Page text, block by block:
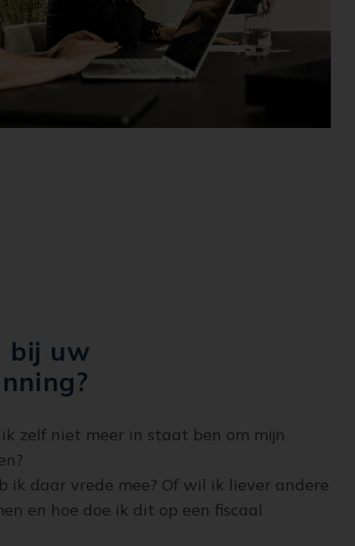
bij uw
zelf niet meer in staat ben om mijn
ik daar vrede mee? Of wil ik liever andere
en hoe doe ik dit op een fiscaal